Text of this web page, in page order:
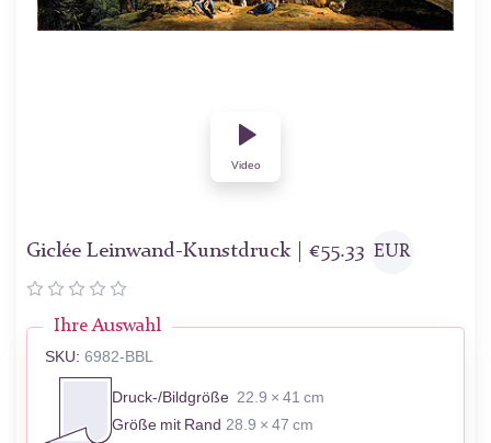
Video
Giclée Leinwand-Kunstdruck | €55.33 EUR
Ihre Auswahl
SKU: 6982-BBL
Druck-/Bildgröße 22.9 × 41 cm
Größe mit Rand 28.9 × 47 cm